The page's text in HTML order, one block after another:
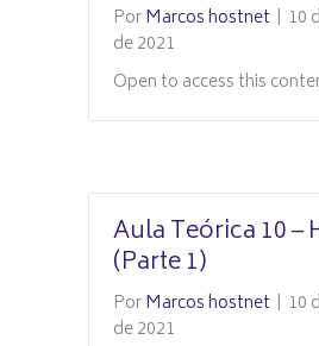
PorMarcos hostnet | 10
de 2021
Open to access this
Aula Teórica 10 –
(Parte 1)
PorMarcos hostnet | 10
de 2021